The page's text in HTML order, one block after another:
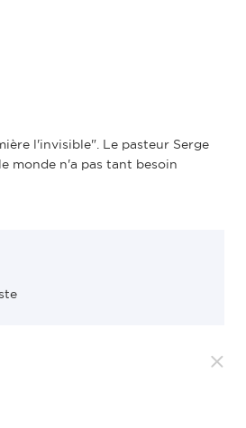
l'invisible". Le pasteur Serge
monde n'a pas tant besoin